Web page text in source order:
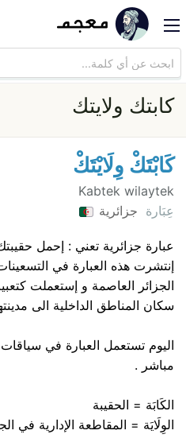
كابتك ولايتك
كَابْتَكْ وِلَايْتَكْ
Kabtek wilaytek
عِبَارة جزائرية
عبارة جزائرية تعني : إحمل
إنتشرت هذه العبارة في
الجزائر العاصمة و إستعملت
سكان المناطق الداخلية الى
اليوم تستعمل العبارة في
مباشر .
الكَابَة = الحقيبة
الوِلَايَة = المقاطعة الإدارية في